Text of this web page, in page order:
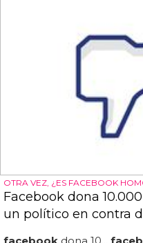
OTRA VEZ, ¿ES FACEBOOK
Facebook dona
un político en contra